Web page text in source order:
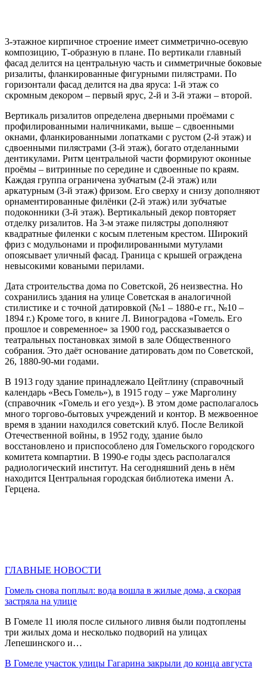
3-этажное кирпичное строение имеет симметрично-осевую
композицию, Т-образную в плане. По вертикали главный
фасад делится на центральную часть и симметричные боковые
ризалиты, фланкированные фигурными пилястрами. По
горизонтали фасад делится на два яруса: 1-й этаж со
скромным декором – первый ярус, 2-й и 3-й этажи – второй.
Вертикаль ризалитов определена дверными проёмами с
профилированными наличниками, выше – сдвоенными
окнами, фланкированными лопатками с рустом (2-й этаж) и
сдвоенными пилястрами (3-й этаж), богато отделанными
дентикулами. Ритм центральной части формируют оконные
проёмы – витринные по середине и сдвоенные по краям.
Каждая группа ограничена зубчатым (2-й этаж) или
аркатурным (3-й этаж) фризом. Его сверху и снизу дополняют
орнаментированные филёнки (2-й этаж) или зубчатые
подоконники (3-й этаж). Вертикальный декор повторяет
отделку ризалитов. На 3-м этаже пилястры дополняют
квадратные филенки с косым плетеным крестом. Широкий
фриз с модульонами и профилированными мутулами
опоясывает уличный фасад. Граница с крышей ограждена
невысокими коваными перилами.
Дата строительства дома по Советской, 26 неизвестна. Но
сохранились здания на улице Советская в аналогичной
стилистике и с точной датировкой (№1 – 1880-е гг., №10 –
1894 г.) Кроме того, в книге Л. Виноградова «Гомель. Его
прошлое и современное» за 1900 год, рассказывается о
театральных постановках зимой в зале Общественного
собрания. Это даёт основание датировать дом по Советской,
26, 1880-90-ми годами.
В 1913 году здание принадлежало Цейтлину (справочный
календарь «Весь Гомель»), в 1915 году – уже Марголину
(справочник «Гомель и его уезд»). В этом доме располагалось
много торгово-бытовых учреждений и контор. В межвоенное
время в здании находился советский клуб. После Великой
Отечественной войны, в 1952 году, здание было
восстановлено и приспособлено для Гомельского городского
комитета компартии. В 1990-е годы здесь располагался
радиологический институт. На сегодняшний день в нём
находится Центральная городская библиотека имени А.
Герцена.
ГЛАВНЫЕ НОВОСТИ
Гомель снова поплыл: вода вошла в жилые дома, а скорая
застряла на улице
В Гомеле 11 июля после сильного ливня были подтоплены
три жилых дома и несколько подворий на улицах
Лепешинского и…
В Гомеле участок улицы Гагарина закрыли до конца августа